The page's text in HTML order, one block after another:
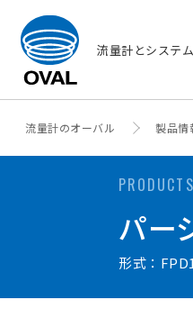
流量計とシステ
流量計のオーバル 製品情
PRODUCTS
パー
形式：